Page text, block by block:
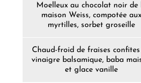
Moelleux au chocolat noir de
maison Weiss, compotée aux
myrtilles, sorbet groseille
Chaud-froid de fraises
vinaigre balsamique, baba
et glace vanille